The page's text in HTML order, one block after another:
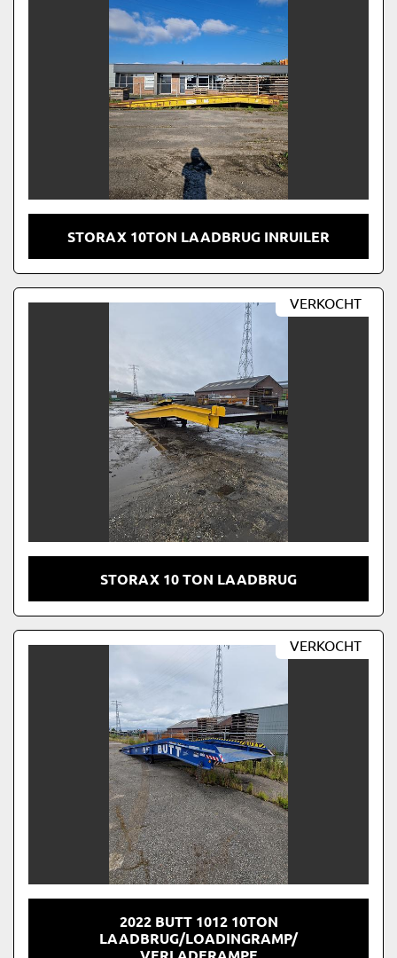
STORAX 10TON LAADBRUG INRUILER
VERKOCHT
STORAX 10 TON LAADBRUG
VERKOCHT
2022 BUTT 1012 10TON
LAADBRUG/LOADINGRAMP/